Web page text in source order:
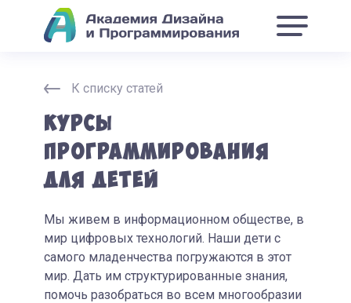
К списку статей
Курсы
программирования
для детей
Мы живем в информационном обществе, в
мир цифровых технологий. Наши дети с
самого младенчества погружаются в этот
мир. Дать им структурированные знания,
помочь разобраться во всем многообразии